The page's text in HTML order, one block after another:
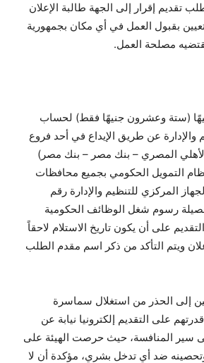
تقديم إقرار إلى الجهة طالبة الإعلان
بقبول العمل في أي مكان بجمهورية
مصلحة العمل.
مبلغ (26) جنيهًا (ستة وعشرون جنيهًا فقط) لحساب
والإدارة عن طريق الإيداع في أحد فروع
الأهلي المصري – بنك مصر – بنك مصر)
التمويل الحكومي بجميع محافظات
المركزي للتنظيم والإدارة رقم
450/9 ح/ حصيلة رسوم شغل الوظائف الحكومية
على أن يكون تاريخ الاستلام لاحقاً
ويتم التأكد من ذكر اسم مقدم الطلب
إلى الحذر من استغلال سماسرة
على التقديم إلكترونيا نيابة عن
سير المنافسة، حيث حرصت الهيئة على
ضد أي تدخل بشري، مؤكدة أن لا